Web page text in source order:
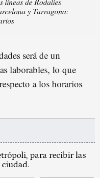
y Tarragona:
será de un
laborables, lo que
a los horarios
para recibir las